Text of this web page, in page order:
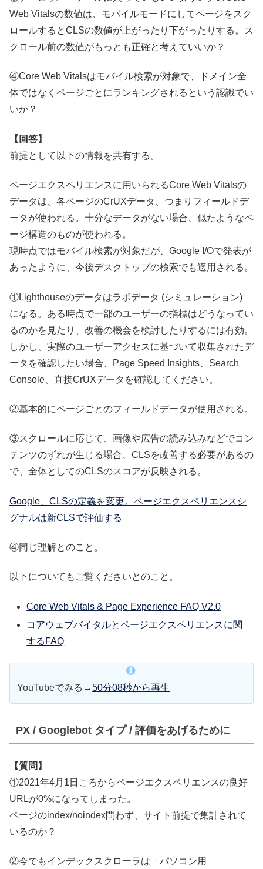
Web Vitalsの数値は、モバイルモードにしてページをスク
ロールするとCLSの数値が上がったり下がったりする。ス
クロール前の数値がもっとも正確と考えていいか？
④Core Web Vitalsはモバイル検索が対象で、ドメイン全
体ではなくページごとにランキングされるという認識でい
いか？
【回答】
前提として以下の情報を共有する。
ページエクスペリエンスに用いられるCore Web Vitalsの
データは、各ページのCrUXデータ、つまりフィールドデ
ータが使われる。十分なデータがない場合、似たようなペ
ージ構造のものが使われる。
現時点ではモバイル検索が対象だが、Google I/Oで発表が
あったように、今後デスクトップの検索でも適用される。
①Lighthouseのデータはラボデータ (シミュレーション)
になる。ある時点で一部のユーザーの指標はどうなってい
るのかを見たり、改善の機会を検討したりするには有効。
しかし、実際のユーザーアクセスに基づいて収集されたデ
ータを確認したい場合、Page Speed Insights、Search
Console、直接CrUXデータを確認してください。
②基本的にページごとのフィールドデータが使用される。
③スクロールに応じて、画像や広告の読み込みなどでコン
テンツのずれが生じる場合、CLSを改善する必要があるの
で、全体としてのCLSのスコアが反映される。
Google、CLSの定義を変更。ページエクスペリエンスシ
グナルは新CLSで評価する
④同じ理解とのこと。
以下についてもご覧くださいとのこと。
Core Web Vitals & Page Experience FAQ V2.0
コアウェブバイタルとページエクスペリエンスに関
するFAQ
YouTubeでみる→50分08秒から再生
PX / Googlebot タイプ / 評価をあげるために
【質問】
①2021年4月1日ころからページエクスペリエンスの良好
URLが0%になってしまった。
ページのindex/noindex問わず、サイト前提で集計されて
いるのか？
②今でもインデックスクローラは「パソコン用